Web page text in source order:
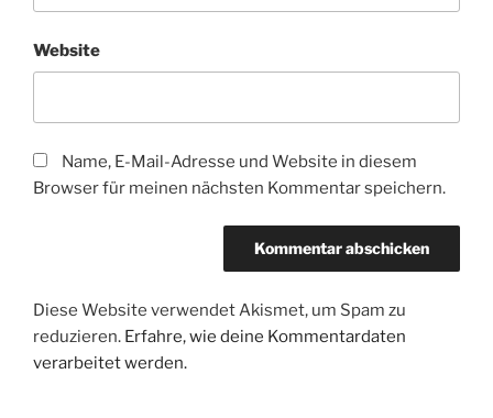
Website
Name, E-Mail-Adresse und Website in diesem
Browser für meinen nächsten Kommentar speichern.
Diese Website verwendet Akismet, um Spam zu
reduzieren. Erfahre, wie deine Kommentardaten
verarbeitet werden.